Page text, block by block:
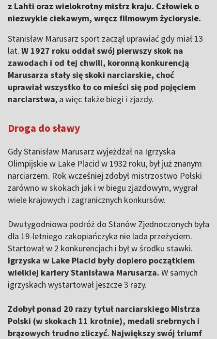
z Lahti oraz wielokrotny mistrz kraju. Człowiek o
niezwykle ciekawym, wręcz filmowym życiorysie.
Stanisław Marusarz sport zaczął uprawiać gdy miał 13
lat. W 1927 roku oddał swój pierwszy skok na
zawodach i od tej chwili, koronną konkurencją
Marusarza stały się skoki narciarskie, choć
uprawiał wszystko to co mieści się pod pojęciem
narciarstwa, a więc także biegi i zjazdy.
Droga do sławy
Gdy Stanisław Marusarz wyjeżdżał na Igrzyska
Olimpijskie w Lake Placid w 1932 roku, był już znanym
narciarzem. Rok wcześniej zdobył mistrzostwo Polski
zarówno w skokach jak i w biegu zjazdowym, wygrał
wiele krajowych i zagranicznych konkursów.
Dwutygodniowa podróż do Stanów Zjednoczonych była
dla 19-letniego zakopiańczyka nie lada przeżyciem.
Startował w 2 konkurencjach i był w środku stawki.
Igrzyska w Lake Placid były dopiero początkiem
wielkiej kariery Stanisława Marusarza. W samych
igrzyskach wystartował jeszcze 3 razy.
Zdobył ponad 20 razy tytuł narciarskiego Mistrza
Polski (w skokach 11 krotnie), medali srebrnych i
brązowych trudno zliczyć. Największy swój triumf